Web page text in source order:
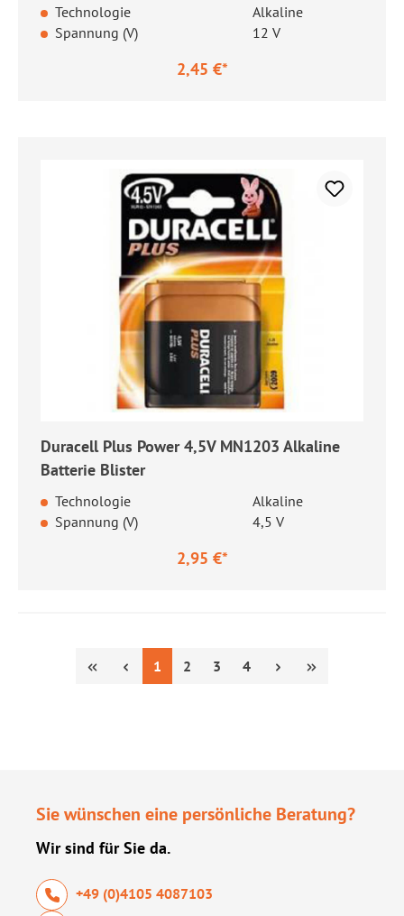
Technologie
Alkaline
Spannung (V)
12 V
2,45 €*
Duracell Plus Power 4,5V MN1203 Alkaline
Batterie Blister
Technologie
Alkaline
Spannung (V)
4,5 V
2,95 €*
Seite
1 Seite
2 Seite
3 Seite
4
Sie wünschen eine persönliche Beratung?
Wir sind für Sie da.
+49 (0)4105 4087103